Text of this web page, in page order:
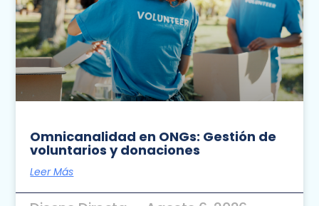
Omnicanalidad en ONGs: Gestión de
voluntarios y donaciones
Leer Más